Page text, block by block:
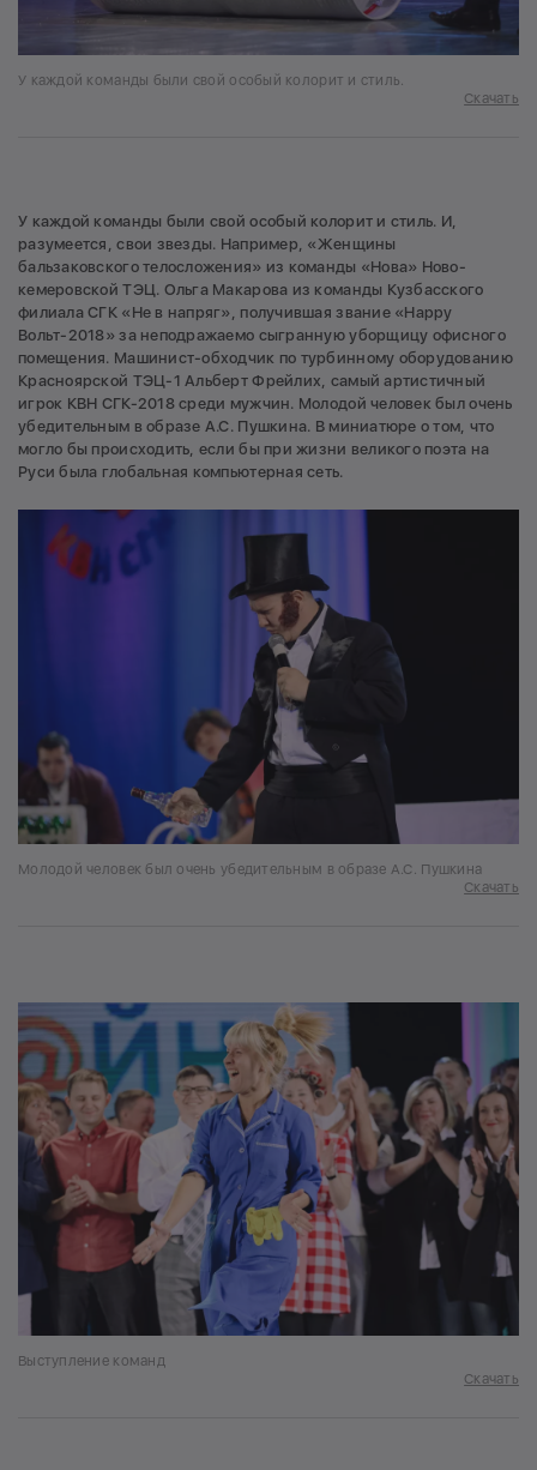
У каждой команды были свой особый колорит и стиль.
Скачать
У каждой команды были свой особый колорит и стиль. И,
разумеется, свои звезды. Например, «Женщины
бальзаковского телосложения» из команды «Нова» Ново-
кемеровской ТЭЦ. Ольга Макарова из команды Кузбасского
филиала СГК «Не в напряг», получившая звание «Happy
Вольт-2018» за неподражаемо сыгранную уборщицу офисного
помещения. Машинист-обходчик по турбинному оборудованию
Красноярской ТЭЦ-1 Альберт Фрейлих, самый артистичный
игрок КВН СГК-2018 среди мужчин. Молодой человек был очень
убедительным в образе А.С. Пушкина. В миниатюре о том, что
могло бы происходить, если бы при жизни великого поэта на
Руси была глобальная компьютерная сеть.
Молодой человек был очень убедительным в образе А.С. Пушкина
Скачать
Выступление команд
Скачать